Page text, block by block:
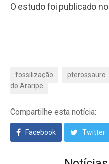
O estudo foi publicado
fossilização pterossauro
do Araripe
Compartilhe esta notícia:
Facebook Twitter